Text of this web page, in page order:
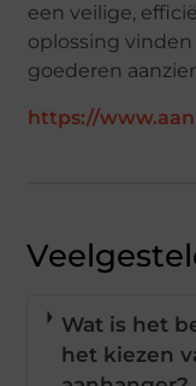
een veilige,
oplossing
goederen
https://
Wat is het
het kiezen